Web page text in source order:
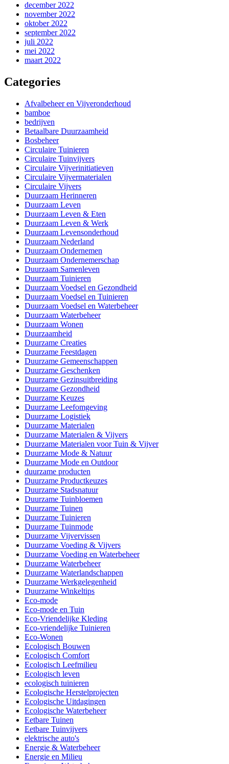
december 2022
november 2022
oktober 2022
september 2022
juli 2022
mei 2022
maart 2022
Categories
Afvalbeheer en Vijveronderhoud
bamboe
bedrijven
Betaalbare Duurzaamheid
Bosbeheer
Circulaire Tuinieren
Circulaire Tuinvijvers
Circulaire Vijverinitiatieven
Circulaire Vijvermaterialen
Circulaire Vijvers
Duurzaam Herinneren
Duurzaam Leven
Duurzaam Leven & Eten
Duurzaam Leven & Werk
Duurzaam Levensonderhoud
Duurzaam Nederland
Duurzaam Ondernemen
Duurzaam Ondernemerschap
Duurzaam Samenleven
Duurzaam Tuinieren
Duurzaam Voedsel en Gezondheid
Duurzaam Voedsel en Tuinieren
Duurzaam Voedsel en Waterbeheer
Duurzaam Waterbeheer
Duurzaam Wonen
Duurzaamheid
Duurzame Creaties
Duurzame Feestdagen
Duurzame Gemeenschappen
Duurzame Geschenken
Duurzame Gezinsuitbreiding
Duurzame Gezondheid
Duurzame Keuzes
Duurzame Leefomgeving
Duurzame Logistiek
Duurzame Materialen
Duurzame Materialen & Vijvers
Duurzame Materialen voor Tuin & Vijver
Duurzame Mode & Natuur
Duurzame Mode en Outdoor
duurzame producten
Duurzame Productkeuzes
Duurzame Stadsnatuur
Duurzame Tuinbloemen
Duurzame Tuinen
Duurzame Tuinieren
Duurzame Tuinmode
Duurzame Vijvervissen
Duurzame Voeding & Vijvers
Duurzame Voeding en Waterbeheer
Duurzame Waterbeheer
Duurzame Waterlandschappen
Duurzame Werkgelegenheid
Duurzame Winkeltips
Eco-mode
Eco-mode en Tuin
Eco-Vriendelijke Kleding
Eco-vriendelijke Tuinieren
Eco-Wonen
Ecologisch Bouwen
Ecologisch Comfort
Ecologisch Leefmilieu
Ecologisch leven
ecologisch tuinieren
Ecologische Herstelprojecten
Ecologische Uitdagingen
Ecologische Waterbeheer
Eetbare Tuinen
Eetbare Tuinvijvers
elektrische auto's
Energie & Waterbeheer
Energie en Milieu